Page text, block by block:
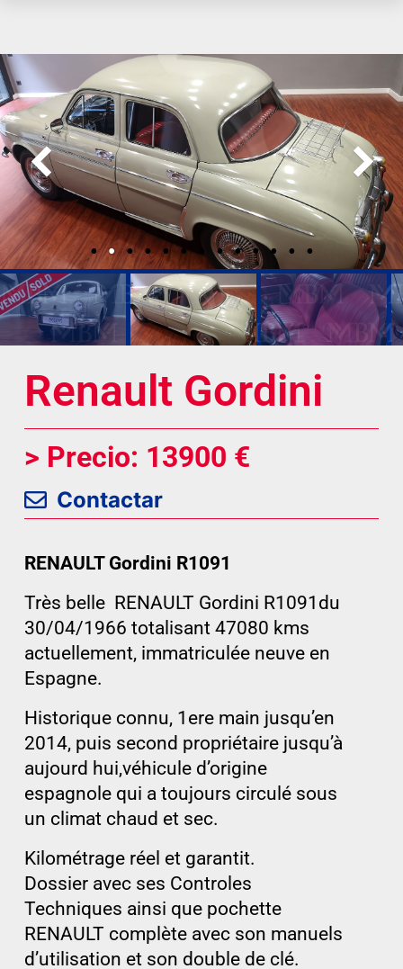
Renault Gordini
> Precio: 13900 €
Contactar
RENAULT Gordini R1091
Très belle RENAULT Gordini R1091du
30/04/1966 totalisant 47080 kms
actuellement, immatriculée neuve en
Espagne.
Historique connu, 1ere main jusqu’en
2014, puis second propriétaire jusqu’à
aujourd hui,véhicule d’origine
espagnole qui a toujours circulé sous
un climat chaud et sec.
Kilométrage réel et garantit.
Dossier avec ses Controles
Techniques ainsi que pochette
RENAULT complète avec son manuels
d’utilisation et son double de clé.